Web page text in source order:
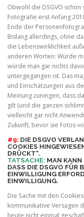
Obwohl die DSGVO
Fotografie erst Anfang
Ende der
Bislang allerdings, ohne
die Lebenswirklichkeit
anderen Worten: Würde
würde man gar nichts
untergegangen ist. Das
und Einschätzungen aus
Meinung zuneigen, dass
gilt (und die ganzen
vielleicht gar nicht
Zukunft, bevor sie Fotos
#9: DIE DSGVO
COOKIES
DRÜCKT“.
TATSACHE: MAN KANN
DASS DIE DSGVO FÜR
EINWILLIGUNG
EINWILLIGUNG.
Die Sache mit den
kommunikative Versagen